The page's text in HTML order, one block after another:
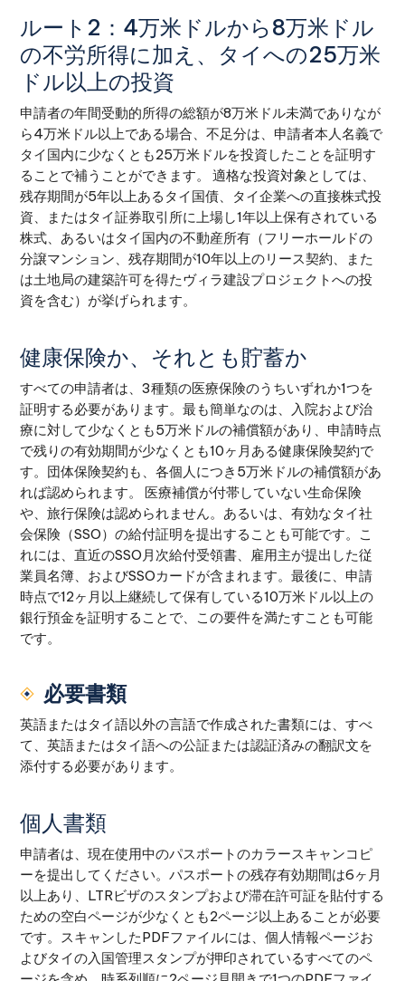
ルート2：4万米ドルから8万米ドル
の不労所得に加え、タイへの25万米
ドル以上の投資
申請者の年間受動的所得の総額が8万米ドル未満でありなが
ら4万米ドル以上である場合、不足分は、申請者本人名義で
タイ国内に少なくとも25万米ドルを投資したことを証明す
ることで補うことができます。 適格な投資対象としては、
残存期間が5年以上あるタイ国債、タイ企業への直接株式投
資、またはタイ証券取引所に上場し1年以上保有されている
株式、あるいはタイ国内の不動産所有（フリーホールドの
分譲マンション、残存期間が10年以上のリース契約、また
は土地局の建築許可を得たヴィラ建設プロジェクトへの投
資を含む）が挙げられます。
健康保険か、それとも貯蓄か
すべての申請者は、3種類の医療保険のうちいずれか1つを
証明する必要があります。最も簡単なのは、入院および治
療に対して少なくとも5万米ドルの補償額があり、申請時点
で残りの有効期間が少なくとも10ヶ月ある健康保険契約で
す。団体保険契約も、各個人につき5万米ドルの補償額があ
れば認められます。 医療補償が付帯していない生命保険
や、旅行保険は認められません。あるいは、有効なタイ社
会保険（SSO）の給付証明を提出することも可能です。こ
れには、直近のSSO月次給付受領書、雇用主が提出した従
業員名簿、およびSSOカードが含まれます。最後に、申請
時点で12ヶ月以上継続して保有している10万米ドル以上の
銀行預金を証明することで、この要件を満たすことも可能
です。
必要書類
英語またはタイ語以外の言語で作成された書類には、すべ
て、英語またはタイ語への公証または認証済みの翻訳文を
添付する必要があります。
個人書類
申請者は、現在使用中のパスポートのカラースキャンコピ
ーを提出してください。パスポートの残存有効期間は6ヶ月
以上あり、LTRビザのスタンプおよび滞在許可証を貼付する
ための空白ページが少なくとも2ページ以上あることが必要
です。スキャンしたPDFファイルには、個人情報ページお
よびタイの入国管理スタンプが押印されているすべてのペ